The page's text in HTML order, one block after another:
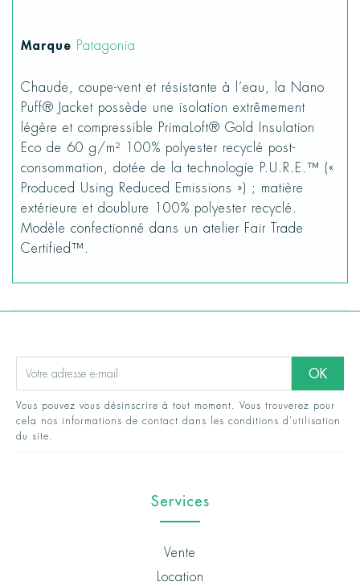
Marque Patagonia
Chaude, coupe-vent et résistante à l’eau, la Nano
Puff® Jacket possède une isolation extrêmement
légère et compressible PrimaLoft® Gold Insulation
Eco de 60 g/m² 100% polyester recyclé post-
consommation, dotée de la technologie P.U.R.E.™ («
Produced Using Reduced Emissions ») ; matière
extérieure et doublure 100% polyester recyclé.
Modèle confectionné dans un atelier Fair Trade
Certified™.
Vous pouvez vous désinscrire à tout moment. Vous trouverez pour
cela nos informations de contact dans les conditions d'utilisation
du site.
Services
Vente
Location